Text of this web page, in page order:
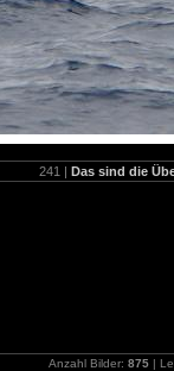
241 | Das sind die
Anzahl Bilder: 875|